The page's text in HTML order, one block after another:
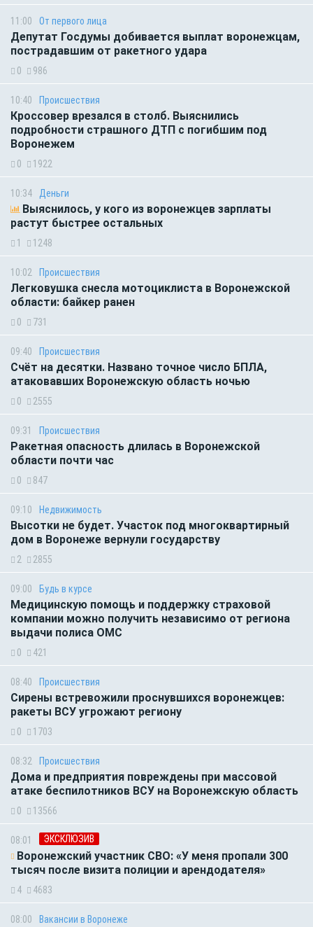
11:00 От первого лица
Депутат Госдумы добивается выплат воронежцам,
пострадавшим от ракетного удара
0 986
10:40 Происшествия
Кроссовер врезался в столб. Выяснились
подробности страшного ДТП с погибшим под
Воронежем
0 1922
10:34 Деньги
Выяснилось, у кого из воронежцев зарплаты
растут быстрее остальных
1 1248
10:02 Происшествия
Легковушка снесла мотоциклиста в Воронежской
области: байкер ранен
0 731
09:40 Происшествия
Счёт на десятки. Названо точное число БПЛА,
атаковавших Воронежскую область ночью
0 2555
09:31 Происшествия
Ракетная опасность длилась в Воронежской
области почти час
0 847
09:10 Недвижимость
Высотки не будет. Участок под многоквартирный
дом в Воронеже вернули государству
2 2855
09:00 Будь в курсе
Медицинскую помощь и поддержку страховой
компании можно получить независимо от региона
выдачи полиса ОМС
0 421
08:40 Происшествия
Сирены встревожили проснувшихся воронежцев:
ракеты ВСУ угрожают региону
0 1703
08:32 Происшествия
Дома и предприятия повреждены при массовой
атаке беспилотников ВСУ на Воронежскую область
0 13566
08:01 ЭКСКЛЮЗИВ
Воронежский участник СВО: «У меня пропали 300
тысяч после визита полиции и арендодателя»
4 4683
08:00 Вакансии в Воронеже